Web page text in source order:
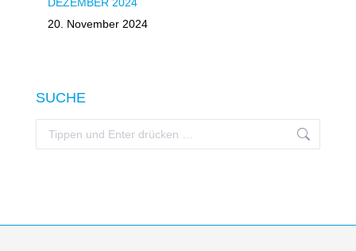
DEZEMBER 2024
20. November 2024
SUCHE
Search: